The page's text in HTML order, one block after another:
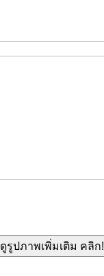
ดูรูปภาพเพิ่มเติม คลิก!